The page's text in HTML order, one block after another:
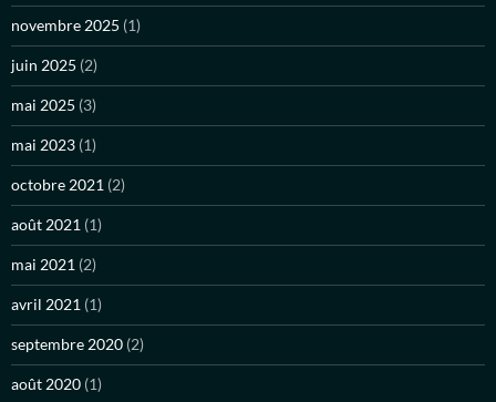
novembre 2025 (1)
juin 2025 (2)
mai 2025 (3)
mai 2023 (1)
octobre 2021 (2)
août 2021 (1)
mai 2021 (2)
avril 2021 (1)
septembre 2020 (2)
août 2020 (1)